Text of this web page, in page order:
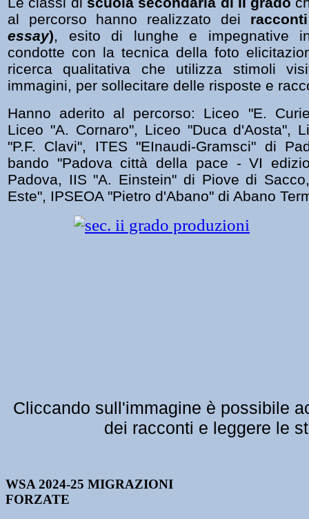
al percorso hanno realizzato dei
essay), esito di lunghe e impegnative
condotte con la tecnica della foto
ricerca qualitativa che utilizza stimoli
immagini, per sollecitare delle risposte e
Hanno aderito al percorso: Liceo "E.
Liceo "A. Cornaro", Liceo "Duca d'Aosta",
"P.F. Clavi", ITES "EInaudi-Gramsci" di
bando "Padova città della pace - VI
Padova, IIS "A. Einstein" di Piove di
Este", IPSEOA "Pietro d'Abano" di Abano
Cliccando sull'immagine è possibile
dei racconti e leggere le
WSA 2024-25 MIGRAZIONI
FORZATE